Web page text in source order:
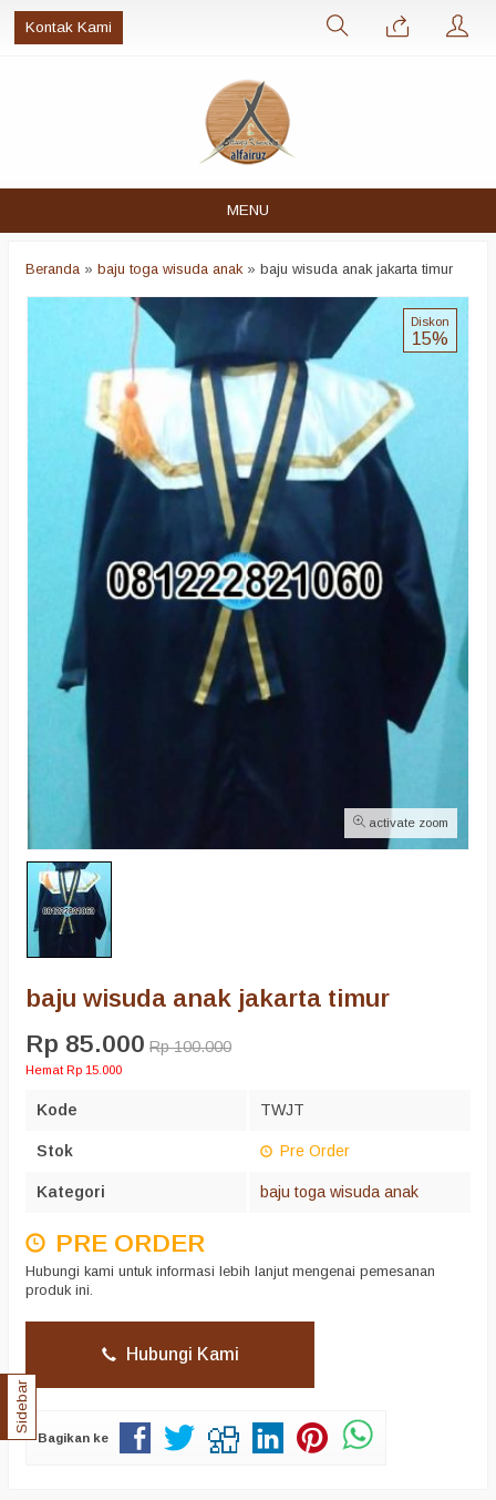
Kontak Kami
MENU
Beranda » baju toga wisuda anak» baju wisuda anak jakarta timur
activate zoom
Diskon
15%
baju wisuda anak jakarta timur
Rp 85.000 Rp 100.000
Hemat Rp 15.000
Kode TWJT
Stok Pre Order
Kategori baju toga wisuda anak
PRE ORDER
Hubungi kami untuk informasi lebih lanjut mengenai pemesanan
produk ini.
Hubungi Kami
Bagikan ke
Sidebar